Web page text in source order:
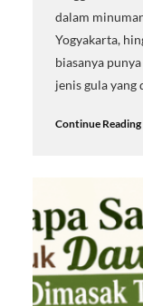
dalam
Yogyakarta,
biasanya
jenis gula yang
Continue Reading